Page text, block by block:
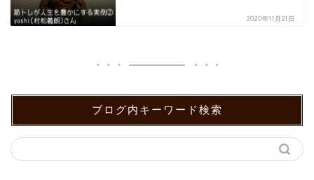
2020年11月21日
ブログ内キーワード検索